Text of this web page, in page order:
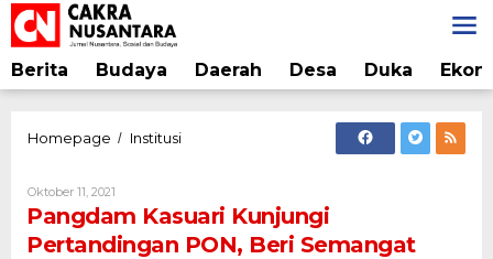
Lewati
ke
konten
Berita Budaya Daerah Desa Duka
Homepage / InstitusiPangdam
Pertandingan
PON,
Beri
Oktober 11, 2021
Cakra
Pangdam Kasuari Kunjungi
Pertandingan PON, Beri Semangat